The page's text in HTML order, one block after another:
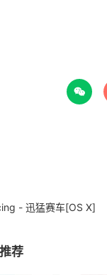

- 迅猛赛车[OS X]
荐